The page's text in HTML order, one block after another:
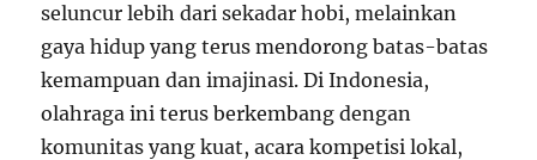
seluncur lebih dari sekadar hobi, melainkan
gaya hidup yang terus mendorong batas-batas
kemampuan dan imajinasi. Di Indonesia,
olahraga ini terus berkembang dengan
komunitas yang kuat, acara kompetisi lokal,